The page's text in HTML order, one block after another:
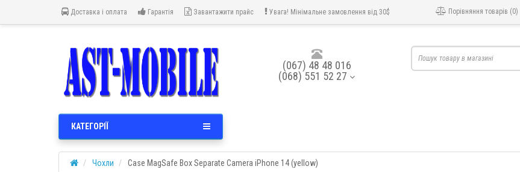
Доставка і оплата Гарантія Завантажити прайс Увага! Мінімальне замовлення від 30$ Порівняння товарів (0)
(067) 48 48 016
(068) 551 52 27
КАТЕГОРІЇ
Чохли Case MagSafe Box Separate Camera iPhone 14 (yellow)